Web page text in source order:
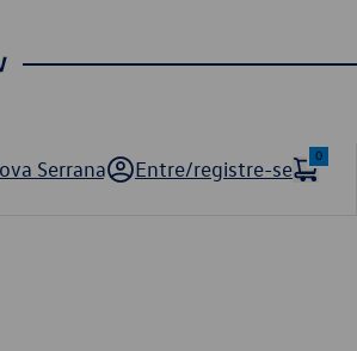
Serrana Entre/registre-se
0